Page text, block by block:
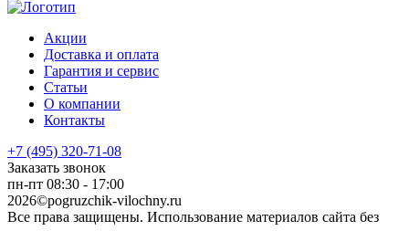
Акции
Доставка и оплата
Гарантия и сервис
Статьи
О компании
Контакты
+7 (495) 320-71-08
Заказать звонок
пн-пт 08:30 - 17:00
2026©pogruzchik-vilochny.ru
Все права защищены. Использование материалов сайта без